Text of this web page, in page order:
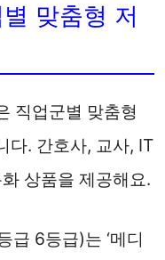
맞춤형 저
직업군별 맞춤형
다. 간호사, 교사, IT
상품을 제공해요.
급 6등급)는 ‘메디